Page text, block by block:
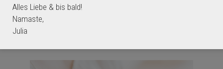
Alles Liebe & bis bald!
Namaste,
Julia